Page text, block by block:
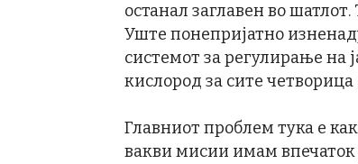
останал заглавен во
Уште понепријатно
системот за регулирање на
кислород за сите
Главниот проблем тука е
вакви мисии имам впечаток